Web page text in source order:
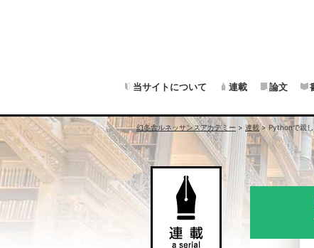
当サイトについて 連載 論文
幻冬舎ルネッサンスアカデミー > 連載> Pythonで親し